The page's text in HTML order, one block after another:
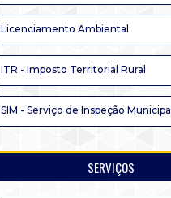
Licenciamento Ambiental
ITR - Imposto Territorial Rural
SIM - Serviço de Inspeção Municipal
SERVIÇOS